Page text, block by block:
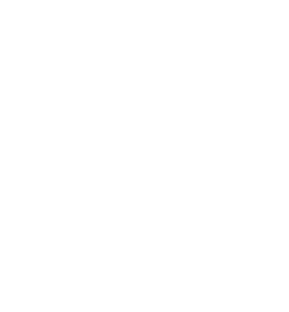
prózy